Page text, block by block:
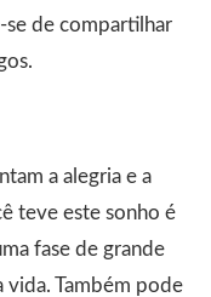
se de compartilhar
a alegria e a
teve este sonho é
fase de grande
vida. Também pode